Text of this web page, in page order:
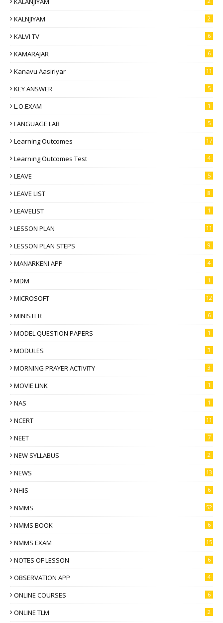
KALNJIYAM 2
KALVI TV 6
KAMARAJAR 6
Kanavu Aasiriyar 11
KEY ANSWER 5
L.O.EXAM 1
LANGUAGE LAB 5
Learning Outcomes 17
Learning Outcomes Test 4
LEAVE 5
LEAVE LIST 8
LEAVELIST 1
LESSON PLAN 11
LESSON PLAN STEPS 9
MANARKENI APP 4
MDM 1
MICROSOFT 12
MINISTER 6
MODEL QUESTION PAPERS 1
MODULES 3
MORNING PRAYER ACTIVITY 3
MOVIE LINK 1
NAS 1
NCERT 11
NEET 7
NEW SYLLABUS 2
NEWS 13
NHIS 6
NMMS 52
NMMS BOOK 6
NMMS EXAM 15
NOTES OF LESSON 6
OBSERVATION APP 4
ONLINE COURSES 6
ONLINE TLM 2